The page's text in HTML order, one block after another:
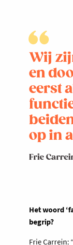
Wij
en
eerst
op in
Frie
Het woord
begrip?
Frie Carrein: